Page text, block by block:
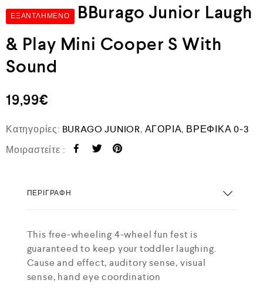
ΕΞΑΝΤΛΗΜΈΝΟ
BBurago Junior Laugh
& Play Mini Cooper S With
Sound
19,99€
Κατηγορίες: BURAGO JUNIOR, ΑΓΟΡΙΑ, ΒΡΕΦΙΚΑ 0-3
Μοιραστείτε :
ΠΕΡΙΓΡΑΦΉ
This free-wheeling 4-wheel fun fest is
guaranteed to keep your toddler laughing.
Cause and effect, auditory sense, visual
sense, hand eye coordination